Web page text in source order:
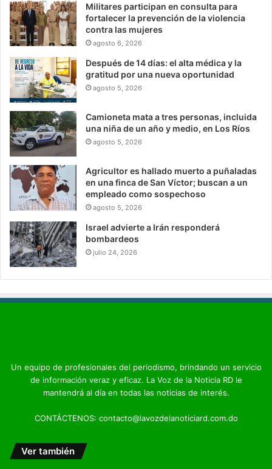
Militares participan en consulta para
fortalecer la prevención de la violencia
contra las mujeres
agosto 6, 2026
Después de 14 días: el alta médica y la
gratitud por una nueva oportunidad
agosto 5, 2026
Camioneta mata a tres personas, incluida
una niña de un año y medio, en Los Ríos
agosto 5, 2026
Agricultor es hallado muerto a puñaladas
en una finca de San Víctor; buscan a un
empleado como sospechoso
agosto 5, 2026
Israel advierte a Irán responderá
bombardeos
julio 24, 2026
Un equipo de profesionales del periodismo, brindando un servicio
de información veraz y eficaz. La Voz de la Noticia RD le
mantendrá al día en todas las noticias de interés.
CONTÁCTENOS: contacto@lavozdelanoticiard.com.do
Ver también